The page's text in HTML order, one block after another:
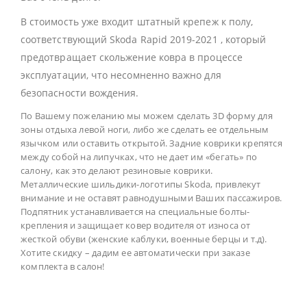
В стоимость уже входит штатный крепеж к полу,
соответствующий Skoda Rapid 2019-2021 , который
предотвращает скольжение ковра в процессе
эксплуатации, что несомненно важно для
безопасности вождения.
По Вашему пожеланию мы можем сделать 3D форму для
зоны отдыха левой ноги, либо же сделать ее отдельным
язычком или оставить открытой. Задние коврики крепятся
между собой на липучках, что не дает им «бегать» по
салону, как это делают резиновые коврики.
Металлические шильдики-логотипы Skoda, привлекут
внимание и не оставят равнодушными Ваших пассажиров.
Подпятник устанавливается на специальные болты-
крепления и защищает ковер водителя от износа от
жесткой обуви (женские каблуки, военные берцы и т.д).
Хотите скидку – дадим ее автоматически при заказе
комплекта в салон!